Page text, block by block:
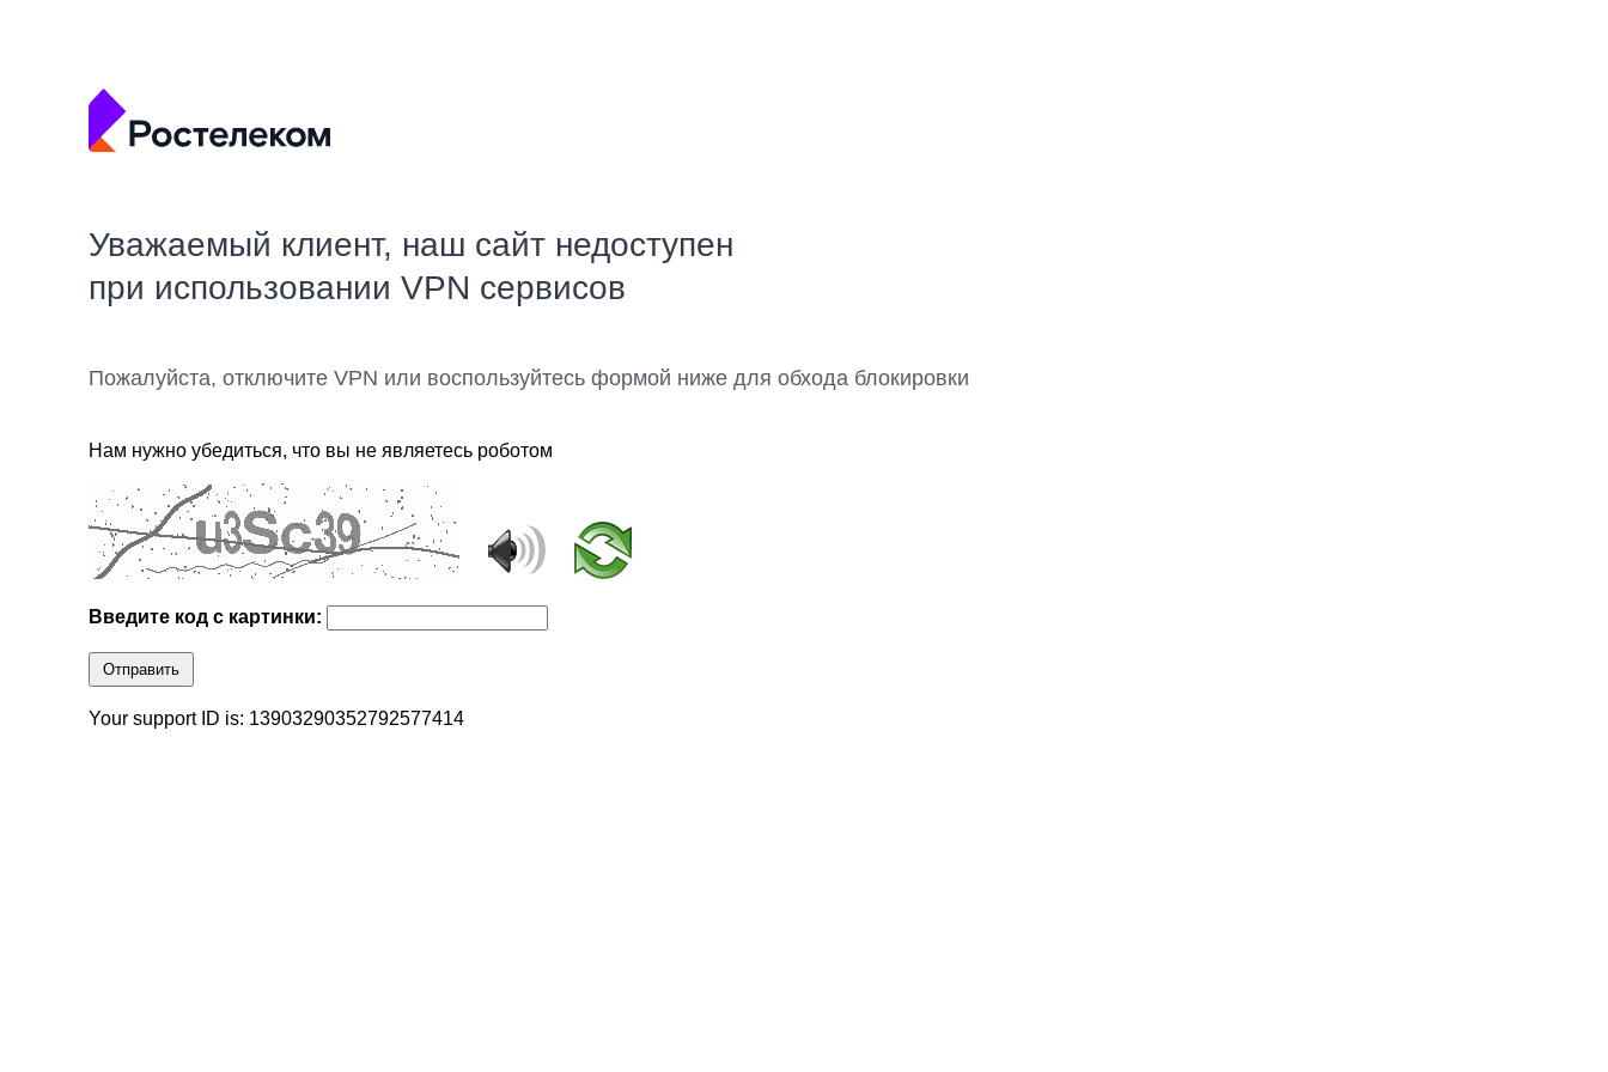
Уважаемый клиент, наш сайт недоступен
при использовании VPN сервисов
Пожалуйста, отключите VPN или воспользуйтесь формой ниже для обхода блокировки
Нам нужно убедиться, что вы не являетесь роботом
Введите код с картинки:
Отправить
Your support ID is: 13903290352792577414